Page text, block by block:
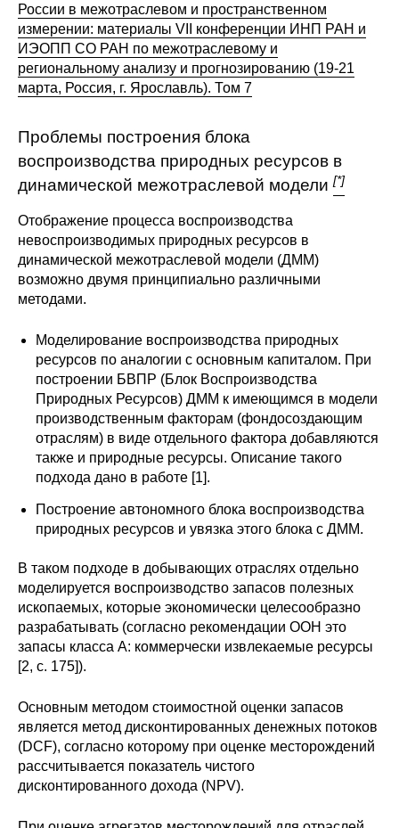
Материалы
О совете
Квартальный прогноз
Краткосрочный прогноз
Оценка индекса промышленного
производства
Российская Система Климатического
Центр «Климатическая политика и
экономика России»
Образование и карьера
Кафедра МФТИ
Об аспирантуре
Поступление
Нормативные документы
Диссертационный совет
России в межотраслевом и пространственном
измерении: материалы VII конференции ИНП РАН и
ИЭОПП СО РАН по межотраслевому и
региональному анализу и прогнозированию (19-21
марта, Россия, г. Ярославль). Том 7
Проблемы построения блока
воспроизводства природных ресурсов в
динамической межотраслевой модели[*]
Отображение процесса воспроизводства
невоспроизводимых природных ресурсов в
динамической межотраслевой модели (ДММ)
возможно двумя принципиально различными
методами.
Моделирование воспроизводства природных
ресурсов по аналогии с основным капиталом. При
построении БВПР (Блок Воспроизводства
Природных Ресурсов) ДММ к имеющимся в модели
производственным факторам (фондосоздающим
отраслям) в виде отдельного фактора добавляются
также и природные ресурсы. Описание такого
подхода дано в работе [1].
Построение автономного блока воспроизводства
природных ресурсов и увязка этого блока с ДММ.
В таком подходе в добывающих отраслях отдельно
моделируется воспроизводство запасов полезных
ископаемых, которые экономически целесообразно
разрабатывать (согласно рекомендации ООН это
запасы класса А: коммерчески извлекаемые ресурсы
[2, с. 175]).
Основным методом стоимостной оценки запасов
является метод дисконтированных денежных потоков
(DCF), согласно которому при оценке месторождений
рассчитывается показатель чистого
дисконтированного дохода (NPV).